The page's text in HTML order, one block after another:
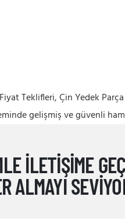
Teklifleri, Çin Yedek
gelişmiş ve güvenli
ILETIŞIME
ALMAYI